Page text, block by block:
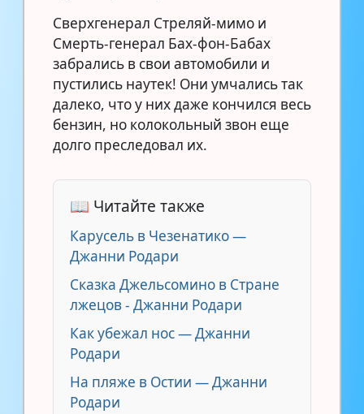
Сверхгенерал Стреляй-мимо и
Смерть-генерал Бах-фон-Бабах
забрались в свои автомобили и
пустились наутек! Они умчались так
далеко, что у них даже кончился весь
бензин, но колокольный звон еще
долго преследовал их.
📖 Читайте также
Карусель в Чезенатико —
Джанни Родари
Сказка Джельсомино в Стране
лжецов - Джанни Родари
Как убежал нос — Джанни
Родари
На пляже в Остии — Джанни
Родари